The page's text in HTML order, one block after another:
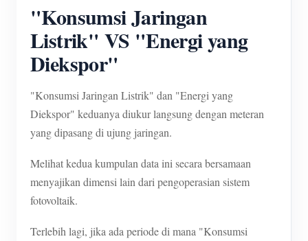
"Konsumsi Jaringan
Listrik" VS "Energi yang
Diekspor"
"Konsumsi Jaringan Listrik" dan "Energi yang
Diekspor" keduanya diukur langsung dengan meteran
yang dipasang di ujung jaringan.
Melihat kedua kumpulan data ini secara bersamaan
menyajikan dimensi lain dari pengoperasian sistem
fotovoltaik.
Terlebih lagi, jika ada periode di mana "Konsumsi